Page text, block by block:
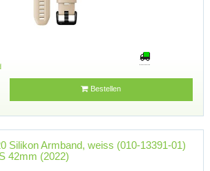
Bestellen
Silikon Armband, weiss (010-13391-01)
42mm (2022)